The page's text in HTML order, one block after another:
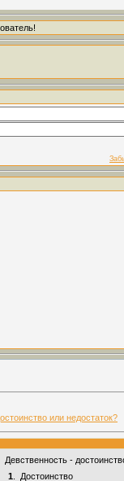
или недостаток?
Девственность -
1
Достоинство